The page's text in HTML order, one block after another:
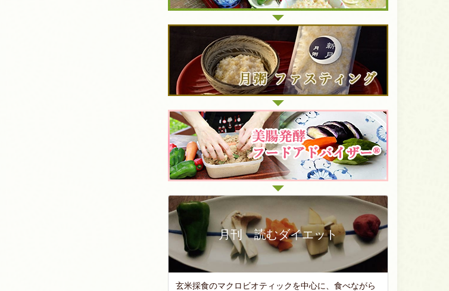
月刊 読むダイエット
玄米採食のマクロビオティックを中心に、食べながら